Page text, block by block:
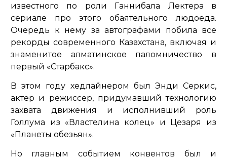
известного по роли Ганнибала Лектера в
сериале про этого обаятельного людоеда.
Очередь к нему за автографами побила все
рекорды современного Казахстана, включая и
знаменитое алматинское паломничество в
первый «Старбакс».
В этом году хедлайнером был Энди Серкис,
актер и режиссер, придумавший технологию
захвата движения и исполнивший роль
Голлума из «Властелина колец» и Цезаря из
«Планеты обезьян».
Но главным событием конвентов был и